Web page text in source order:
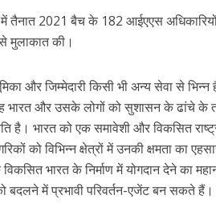
में तैनात 2021 बैच के 182 आईएएस
मुलाकात की।
और जिम्मेदारी किसी भी अन्य सेवा से भिन्न
भारत और उसके लोगों को सुशासन के ढांचे के
भारत को एक समावेशी और विकसित
को विभिन्न क्षेत्रों में उनकी क्षमता का
भारत के निर्माण में योगदान देने का
बदलने में प्रभावी परिवर्तन-एजेंट बन सकते हैं।